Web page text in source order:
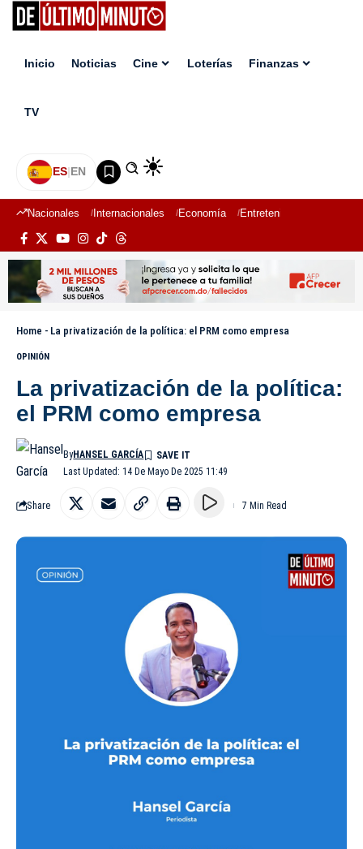
Inicio Noticias Cine Loterías Finanzas
TV
ES|EN
Nacionales Internacionales Economía Entretenimiento
Home - La privatización de la política: el PRM como empresa
OPINIÓN
La privatización de la política:
el PRM como empresa
Last Updated: 14 De Mayo De 2025 11:49
ByHANSEL GARCÍA
Share 7 Min Read